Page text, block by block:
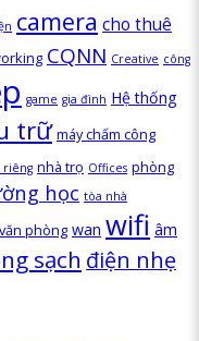
camera cho thuê
CQNN Creative công
game gia đình Hệ thống
trữ máy chấm công
riêng nhà trọ Offices phòng
học tòa nhà
văn phòng wan wifi âm
sạch điện nhẹ